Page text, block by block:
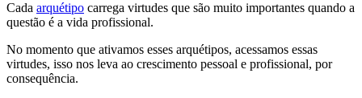
Cada arquétipo carrega virtudes que são muito importantes quando a
questão é a vida profissional.
No momento que ativamos esses arquétipos, acessamos essas
virtudes, isso nos leva ao crescimento pessoal e profissional, por
consequência.